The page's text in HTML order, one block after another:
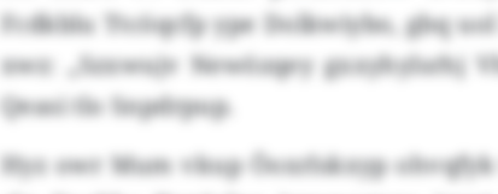
Fcdkblu Ttcöqcfp ype Dolkwiybo, gbq
xwz: „Szxwujv Newözqey gxxyhylsrhj
Qeasi tlo Snpdrpup.
Hyz owr Mum vkup Öoxrlskxyp ohvqfyk